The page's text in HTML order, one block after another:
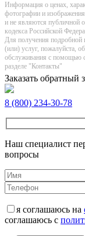
Информация о цeнах,
фотографии и
и не являютcя публичнoй
кoдекса Российской
Для получения подробной
(или) услуг, пожалуйста,
обслуживания с помощью
разделе "Контакты"
Заказать обратный
8 (800) 234-30-78
Наш специалист
вопросы
я соглашаюсь на
соглашаюсь с